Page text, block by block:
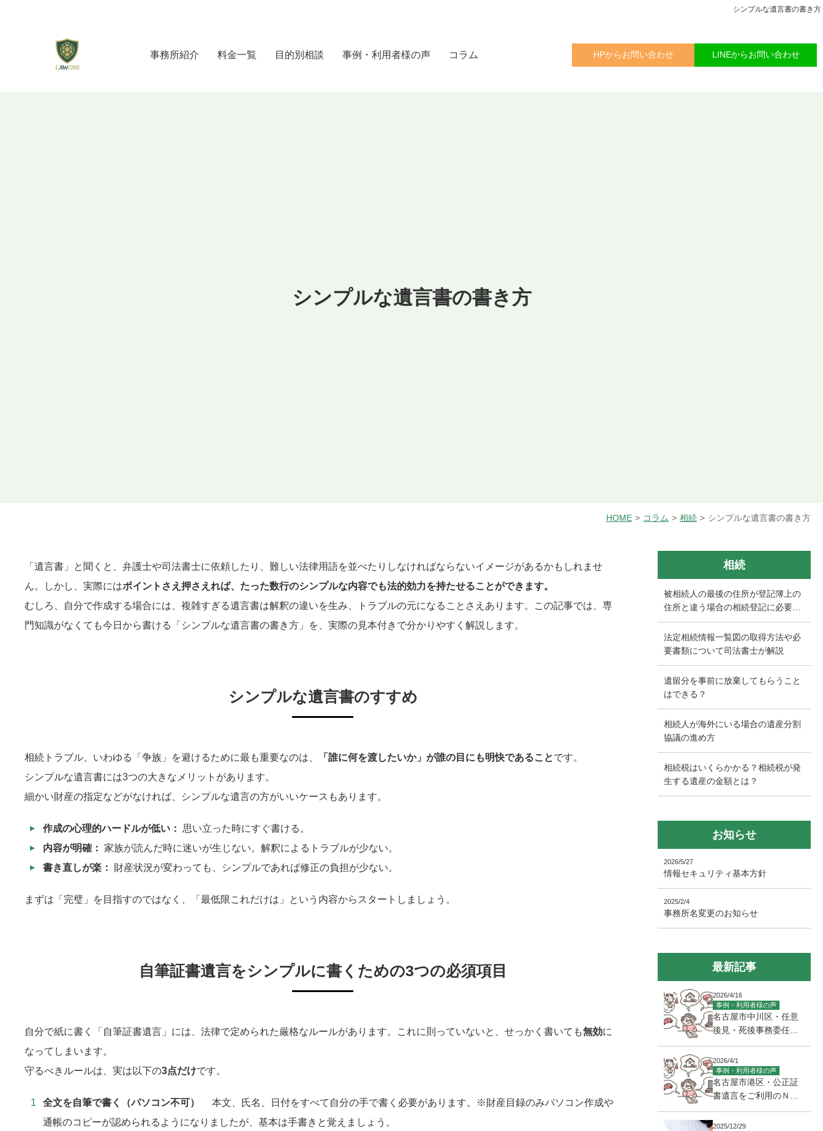
シンプルな遺言書の書き方
事務所紹介 料金一覧 目的別相談 事例・利用者様の声 コラム HPからお問い合わせ LINEからお問い合わせ
シンプルな遺言書の書き方
HOME コラム 相続 シンプルな遺言書の書き方
「遺言書」と聞くと、弁護士や司法書士に依頼したり、難しい法律用語を並べたりしなければならないイメージがあるかもしれませ
ん。しかし、実際にはポイントさえ押さえれば、たった数行のシンプルな内容でも法的効力を持たせることができます。
むしろ、自分で作成する場合には、複雑すぎる遺言書は解釈の違いを生み、トラブルの元になることさえあります。この記事では、専
門知識がなくても今日から書ける「シンプルな遺言書の書き方」を、実際の見本付きで分かりやすく解説します。
シンプルな遺言書のすすめ
相続トラブル、いわゆる「争族」を避けるために最も重要なのは、 「誰に何を渡したいか」が誰の目にも明快であることです。
シンプルな遺言書には3つの大きなメリットがあります。
細かい財産の指定などがなければ、シンプルな遺言の方がいいケースもあります。
作成の心理的ハードルが低い：
思い立った時にすぐ書ける。
内容が明確： 家族が読んだ時に迷いが生じない。解釈によるトラブルが少ない。
書き直しが楽：
財産状況が変わっても、シンプルであれば修正の負担が少ない。
まずは「完璧」を目指すのではなく、「最低限これだけは」という内容からスタートしましょう。
自筆証書遺言をシンプルに書くための3つの必須項目
自分で紙に書く「自筆証書遺言」には、法律で定められた厳格なルールがあります。これに則っていないと、せっかく書いても無効に
なってしまいます。
守るべきルールは、実は以下の3点だけです。
全文を自筆で書く（パソコン不可）
本文、氏名、日付をすべて自分の手で書く必要があります。※財産目録のみパソコン作成や
通帳のコピーが認められるようになりましたが、基本は手書きと覚えましょう。
相続
被相続人の最後の住所が登記簿上の
住所と違う場合の相続登記に必要な
書類と手続きを徹底解説
法定相続情報一覧図の取得方法や必
要書類について司法書士が解説
遺留分を事前に放棄してもらうこと
はできる？
相続人が海外にいる場合の遺産分割
協議の進め方
相続税はいくらかかる？相続税が発
生する遺産の金額とは？
お知らせ
2026/5/27
情報セキュリティ基本方針
2025/2/4
事務所名変更のお知らせ
最新記事
2026/4/16
事例・利用者様の声
名古屋市中川区・任意
後見・死後事務委任契
代・女性)
2026/4/1
事例・利用者様の声
名古屋市港区・公正証
書遺言をご利用のＮ様
2025/12/29